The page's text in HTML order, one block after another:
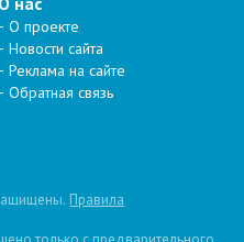
О проекте
Новости сайта
Реклама на сайте
Обратная связь
Правила